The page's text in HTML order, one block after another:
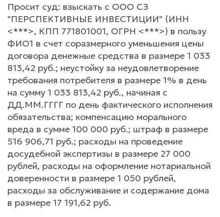
Просит суд: взыскать с ООО СЗ
"ПЕРСПЕКТИВНЫЕ ИНВЕСТИЦИИ" (ИНН
<***>, КПП 771801001, ОГРН <***>) в пользу
ФИО1 в счет соразмерного уменьшения цены
договора денежные средства в размере 1 033
813,42 руб.; неустойку за неудовлетворение
требования потребителя в размере 1% в день
на сумму 1 033 813,42 руб., начиная с
ДД.ММ.ГГГГ по день фактического исполнения
обязательства; компенсацию морального
вреда в сумме 100 000 руб.; штраф в размере
516 906,71 руб.; расходы на проведение
досудебной экспертизы в размере 27 000
рублей, расходы на оформление нотариальной
доверенности в размере 1 050 рублей,
расходы за обслуживание и содержание дома
в размере 17 191,62 руб.